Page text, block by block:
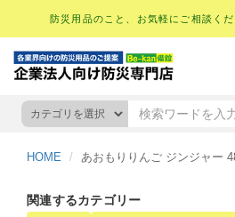
防災用品のこと、お気軽にご相談くだ
HOME あおもりりんご ジンジャー
関連するカテゴリー